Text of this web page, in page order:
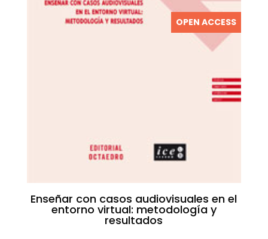
OPEN ACCESS
Enseñar con casos audiovisuales en el
entorno virtual: metodología y
resultados